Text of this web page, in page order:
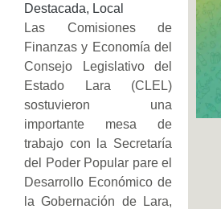
Destacada, Local
Las Comisiones de
Finanzas y Economía del
Consejo Legislativo del
Estado Lara (CLEL)
sostuvieron una
importante mesa de
trabajo con la Secretaría
del Poder Popular pare el
Desarrollo Económico de
la Gobernación de Lara,